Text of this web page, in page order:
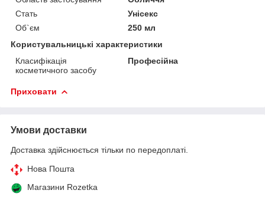
Стать
Унісекс
Об`єм
250 мл
Користувальницькі характеристики
Класифікація
косметичного засобу
Професійна
Приховати
Умови доставки
Доставка здійснюється тільки по передоплаті.
Нова Пошта
Магазини Rozetka